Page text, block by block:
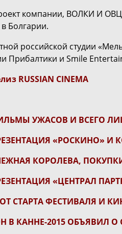
компании, ВОЛКИ И
Болгарии.
российской студии
Прибалтики и Smile
RUSSIAN CINEMA
УЖАСОВ И ВСЕГО
«РОСКИНО» И
КОРОЛЕВА,
«ЦЕНТРАЛ
СТАРТА ФЕСТИВАЛЯ И
В КАННЕ-2015 ОБЪЯВИЛ